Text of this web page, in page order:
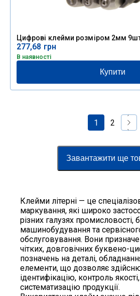
Цифрові клейми розміром 2мм
277,68 грн
В наявності
Купити
1 2
Завантажити ще
Клейми літерні — це
маркування, які широко
різних галузях промисловості,
машинобудування та
обслуговування. Вони
чітких, довговічних буквено-
позначень на деталі,
елементи, що дозволяє
ідентифікацію, контроль якості,
систематизацію продукції.